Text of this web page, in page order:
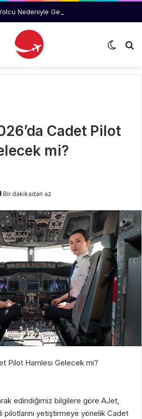
Nedeniyle Geri Döndü
Dış
Cadet Pilot
mi?
Bir dakikadan az
Pilot Hamlesi Gelecek mi?
edindiğimiz bilgilere göre AJet,
pilotlarını yetiştirmeye yönelik Cadet